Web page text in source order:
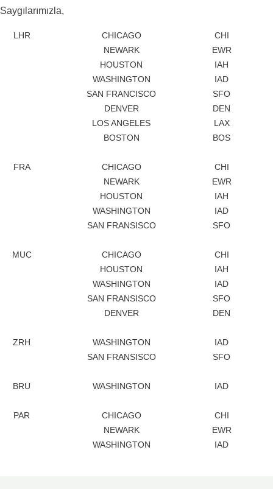
Saygılarımızla,
LHR CHICAGO
CHI
NEWARK
EWR
HOUSTON
IAH
WASHINGTON
IAD
SAN FRANCISCO
SFO
DENVER
DEN
LOS ANGELES
LAX
BOSTON
BOS
FRA CHICAGO
CHI
NEWARK
EWR
HOUSTON
IAH
WASHINGTON
IAD
SAN FRANSISCO
SFO
MUC CHICAGO
CHI
HOUSTON
IAH
WASHINGTON
IAD
SAN FRANSISCO
SFO
DENVER
DEN
ZRH WASHINGTON
IAD
SAN FRANSISCO
SFO
BRU WASHINGTON IAD
PAR CHICAGO
CHI
NEWARK
EWR
WASHINGTON
IAD